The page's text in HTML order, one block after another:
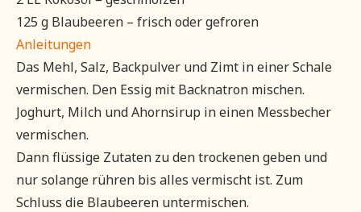
125 g Blaubeeren – frisch oder gefroren
Anleitungen
Das Mehl, Salz, Backpulver und Zimt in einer Schale
vermischen. Den Essig mit Backnatron mischen.
Joghurt, Milch und Ahornsirup in einen Messbecher
vermischen.
Dann flüssige Zutaten zu den trockenen geben und
nur solange rühren bis alles vermischt ist. Zum
Schluss die Blaubeeren untermischen.